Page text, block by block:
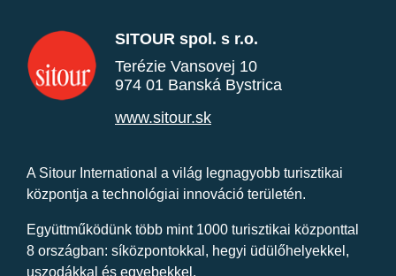
SITOUR spol. s r.o.
Terézie Vansovej 10
974 01 Banská Bystrica
www.sitour.sk
A Sitour International a világ legnagyobb turisztikai
központja a technológiai innováció területén.
Együttműködünk több mint 1000 turisztikai központtal
8 országban: síközpontokkal, hegyi üdülőhelyekkel,
uszodákkal és egyebekkel.